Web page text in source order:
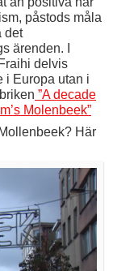
påstods måla
det
ärenden. I
delvis
i Europa utan i
”A decade
Molenbeek”
Här